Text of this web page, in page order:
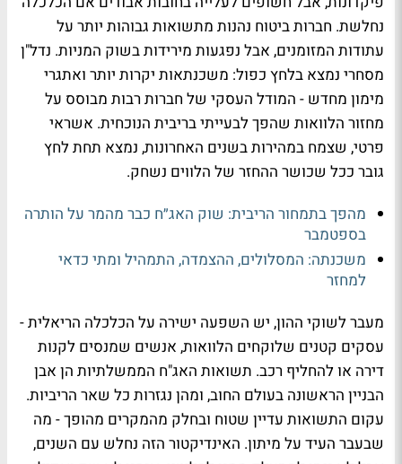
נחלשת. חברות ביטוח נהנות מתשואות גבוהות יותר על
עתודות המזומנים, אבל נפגעות מירידות בשוק המניות. נדל"ן
מסחרי נמצא בלחץ כפול: משכנתאות יקרות יותר ואתגרי
מימון מחדש - המודל העסקי של חברות רבות מבוסס על
מחזור הלוואות שהפך לבעייתי בריבית הנוכחית. אשראי
פרטי, שצמח במהירות בשנים האחרונות, נמצא תחת לחץ
גובר ככל שכושר ההחזר של הלווים נשחק.
מהפך בתמחור הריבית: שוק האג״ח כבר מהמר על הותרה
בספטמבר
משכנתה: המסלולים, ההצמדה, התמהיל ומתי כדאי
למחזר
מעבר לשוקי ההון, יש השפעה ישירה על הכלכלה הריאלית -
עסקים קטנים שלוקחים הלוואות, אנשים שמנסים לקנות
דירה או להחליף רכב. תשואות האג"ח הממשלתיות הן אבן
הבניין הראשונה בעולם החוב, ומהן נגזרות כל שאר הריביות.
עקום התשואות עדיין שטוח ובחלק מהמקרים מהופך - מה
שבעבר העיד על מיתון. האינדיקטור הזה נחלש עם השנים,